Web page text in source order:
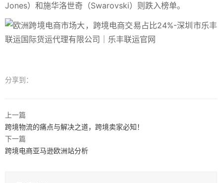
Jones）和施华洛世奇（Swarovski）则跌入榜单。
分享到：
上一篇
跨境物流的痛点与解决之道，跨境卖家必知！
下一篇
跨境电商亚马逊欧洲站分析